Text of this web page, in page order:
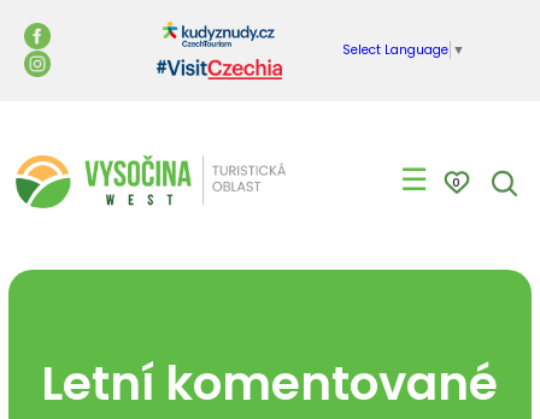
Select Language ▼
☰ 0
Letní komentované